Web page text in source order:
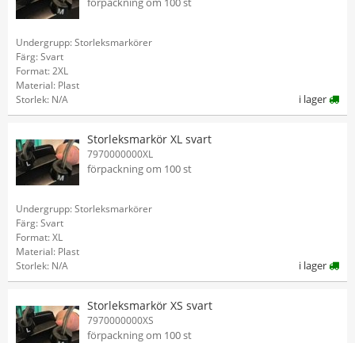
Undergrupp: Storleksmarkörer
Färg: Svart
Format: 2XL
Material: Plast
Storlek: N/A
i lager
Storleksmarkör XL svart
7970000000XL
förpackning om 100 st
Undergrupp: Storleksmarkörer
Färg: Svart
Format: XL
Material: Plast
Storlek: N/A
i lager
Storleksmarkör XS svart
7970000000XS
förpackning om 100 st